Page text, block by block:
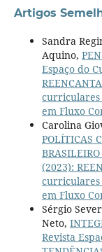
Artigos
Sandra
Aquino,
Espaço do
curriculares
em Fluxo
Carolina
POLÍTICAS
BRASILEIRO
(2023):
curriculares
em Fluxo
Sérgio
Neto,
Revista